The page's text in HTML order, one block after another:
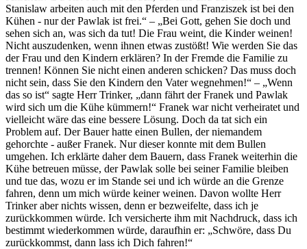
Stanislaw arbeiten auch mit den Pferden und Franziszek ist bei den
Kühen - nur der Pawlak ist frei.
–
Bei Gott, gehen Sie doch und
sehen sich an, was sich da tut! Die Frau weint, die Kinder weinen!
Nicht auszudenken, wenn ihnen etwas zustößt! Wie werden Sie das
der Frau und den Kindern erklären? In der Fremde die Familie zu
trennen! Können Sie nicht einen anderen schicken? Das muss doch
nicht sein, dass Sie den Kindern den Vater wegnehmen!
–
Wenn
das so ist
sagte Herr Trinker,
dann fährt der Franek und Pawlak
wird sich um die Kühe kümmern!
Franek war nicht verheiratet und
vielleicht wäre das eine bessere Lösung. Doch da tat sich ein
Problem auf. Der Bauer hatte einen Bullen, der niemandem
gehorchte - außer Franek. Nur dieser konnte mit dem Bullen
umgehen. Ich erklärte daher dem Bauern, dass Franek weiterhin die
Kühe betreuen müsse, der Pawlak solle bei seiner Familie bleiben
und tue das, wozu er im Stande sei und ich würde an die Grenze
fahren, denn um mich würde keiner weinen. Davon wollte Herr
Trinker aber nichts wissen, denn er bezweifelte, dass ich je
zurückkommen würde. Ich versicherte ihm mit Nachdruck, dass ich
bestimmt wiederkommen würde, daraufhin er:
Schwöre, dass Du
zurückkommst, dann lass ich Dich fahren!